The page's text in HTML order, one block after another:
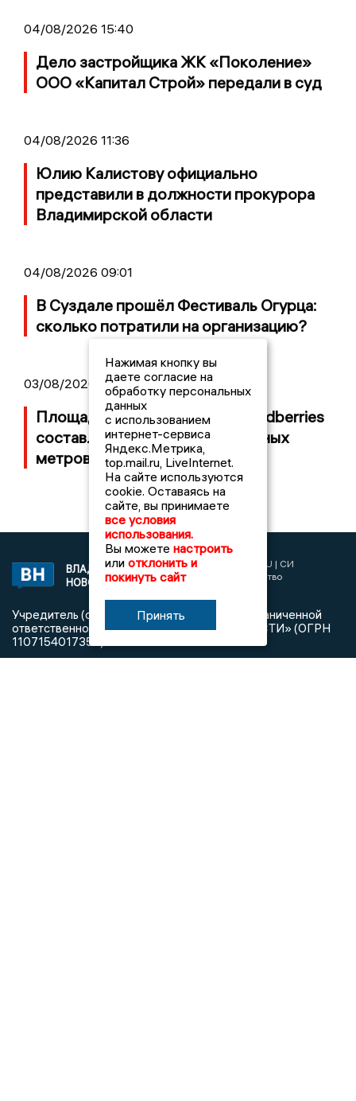
04/08/2026 15:40
Дело застройщика ЖК «Поколение»
ООО «Капитал Строй» передали в суд
04/08/2026 11:36
Юлию Калистову официально
представили в должности прокурора
Владимирской области
04/08/2026 09:01
В Суздале прошёл Фестиваль Огурца:
сколько потратили на организацию?
03/08/2026 14:13
Площадь пожара на складе Wildberries
составляет 100 тысяч квадратных
метров
ВЛАДИМИРСКИЕ
НОВОСТИ
2017 © NEWSVLADIMIR.RU | СИ
«Информационное агентство
Учредитель (соучредители): Общество с ограниченной
ответственностью «РЕГИОНАЛЬНЫЕ НОВОСТИ» (ОГРН
1107154017354)
Нажимая кнопку вы
даете согласие на
обработку персональных
данных
с использованием
интернет-сервиса
Яндекс.Метрика,
top.mail.ru, LiveInternet.
На сайте используются
cookie. Оставаясь на
сайте, вы принимаете
все условия
использования.
Вы можете настроить
или отклонить и
покинуть сайт
Принять